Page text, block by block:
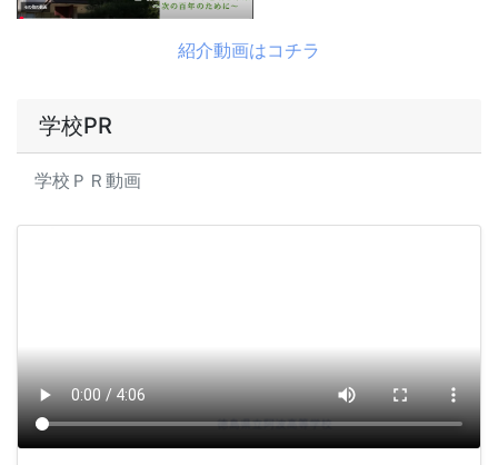
紹介動画はコチラ
学校PR
学校ＰＲ動画